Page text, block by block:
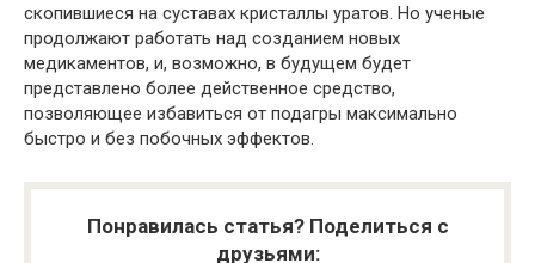
скопившиеся на суставах кристаллы уратов. Но ученые
продолжают работать над созданием новых
медикаментов, и, возможно, в будущем будет
представлено более действенное средство,
позволяющее избавиться от подагры максимально
быстро и без побочных эффектов.
Понравилась статья? Поделиться с
друзьями: